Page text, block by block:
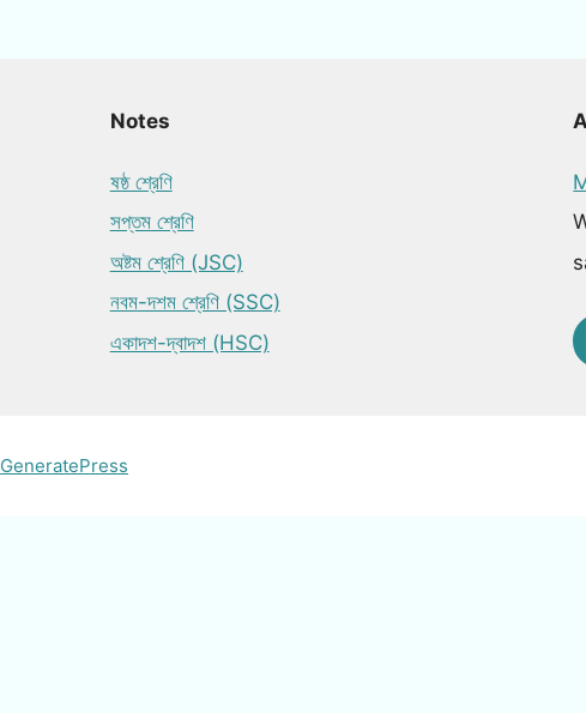
Notes
ষষ্ঠ শ্রেণি
সপ্তম শ্রেণি
অষ্টম শ্রেণি (JSC)
নবম-দশম শ্রেণি (SSC)
একাদশ-দ্বাদশ (HSC)
GeneratePress